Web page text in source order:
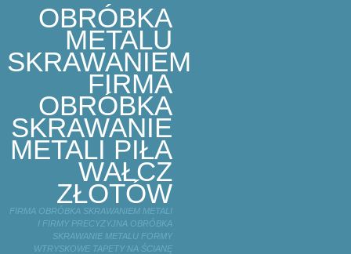
OBRÓBKA
METALU
SKRAWANIEM
FIRMA
OBRÓBKA
SKRAWANIE
METALI PIŁA
WAŁCZ
ZŁOTÓW
FIRMA OBRÓBKA SKRAWANIEM METALI
I FIRMY PRECYZYJNA OBRÓBKA
SKRAWANIE METALU FORMY
WTRYSKOWE TAPETY NA ŚCIANĘ